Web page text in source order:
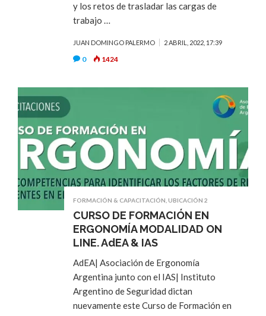
y los retos de trasladar las cargas de
trabajo …
JUAN DOMINGO PALERMO 2 ABRIL, 2022, 17:39
0 1424
FORMACIÓN & CAPACITACIÓN UBICACIÓN 2
CURSO DE FORMACIÓN EN
ERGONOMÍA MODALIDAD ON
LINE. AdEA & IAS
AdEA| Asociación de Ergonomía
Argentina junto con el IAS| Instituto
Argentino de Seguridad dictan
nuevamente este Curso de Formación en